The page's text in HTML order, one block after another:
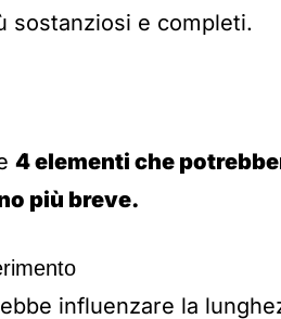
sostanziosi e completi.
4 elementi che
più breve.
influenzare la